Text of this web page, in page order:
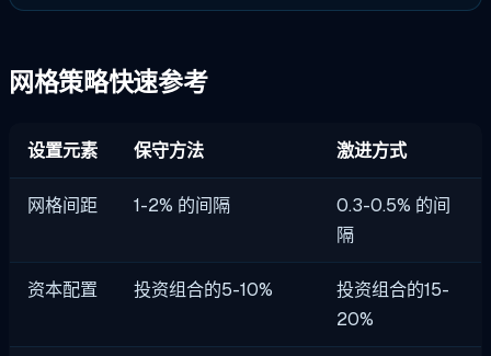
网格策略快速参考
设置元素 保守方法 激进方式
网格间距 1-2% 的间隔
0.3-0.5% 的间
隔
资本配置 投资组合的5-10%
投资组合的15-
20%